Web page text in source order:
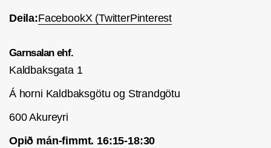
Létt og mjúkt: silkimjúk og umlykjandi áferð
sem gerir flíkurnar einstaklega þægilegar.
35 litir: fjölbreytt litapalletta með björtum og
Tilvalið í:
Léttar flíkur á borð við sjöl, peysur og fl.
Þvottur: Handþvottur
Deila:FacebookX (TwitterPinterest
Garnsalan ehf.
Kaldbaksgata 1
Á horni Kaldbaksgötu og Strandgötu
600 Akureyri
Opið mán-fimmt. 16:15-18:30